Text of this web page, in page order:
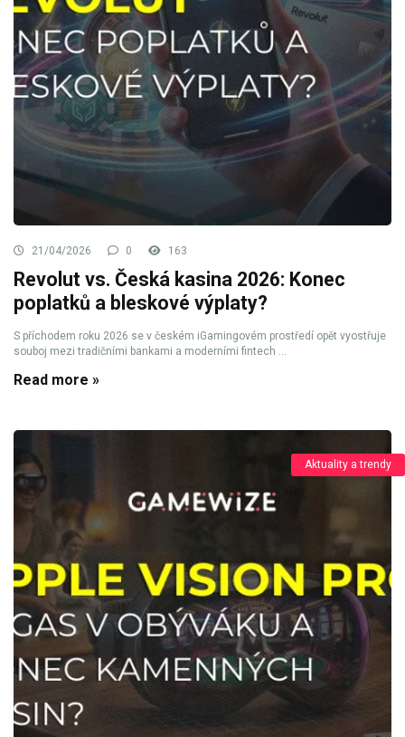
21/04/2026 0 163
Revolut vs. Česká kasina 2026: Konec
poplatků a bleskové výplaty?
S příchodem roku 2026 se v českém iGamingovém prostředí opět vyostřuje
souboj mezi tradičními bankami a moderními fintech ...
Read more »
Aktuality a trendy